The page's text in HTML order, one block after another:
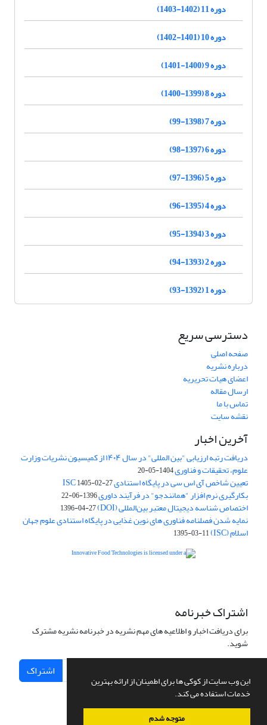
این وب سایت از کوکی ها برای اطمینان از ارائه بهترین
خدمات استفاده می کند.
متوجه شدم
دوره 11 (1402-1403)
دوره 10 (1401-1402)
دوره 9 (1400-1401)
دوره 8 (1399-1400)
دوره 7 (1398-99)
دوره 6 (1397-98)
دوره 5 (1396-97)
دوره 4 (1395-96)
دوره 3 (1394-95)
دوره 2 (1393-94)
دوره 1 (1392-93)
دسترسی سریع
صفحه اصلی
درباره نشریه
اعضای هیات تحریریه
ارسال مقاله
تماس با ما
نقشه سایت
آخرین اخبار
دریافت رتبه ارزیابی "بین المللی" در سال ۱۴۰۴ از کمیسیون نشریات وزارت
علوم، تحقیقات و فناوری1404-05-20
تعیین شاخص آی اس سی در پایگاه استنادی ISC1405-02-27
بکارگیری نرم افزار "همانندجو" در فرآیند داوری1396-06-22
اختصاص شناسه دیجیتال معتبر بین‌المللی (DOI) 1396-04-27
نمایه شدن فصلنامه فناوری های نوین غذایی در پایگاه استنادی علوم جهان
اسلام (ISC) 1395-03-11
اشتراک خبرنامه
برای دریافت اخبار و اطلاعیه های مهم نشریه در خبرنامه نشریه مشترک
شوید.
اشتراک